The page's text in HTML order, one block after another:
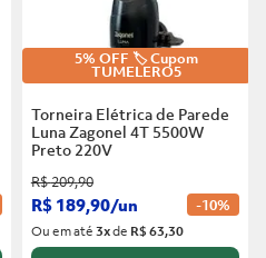
5% OFF 🏷️ Cupom
TUMELERO5
Torneira Elétrica de Parede
Luna Zagonel 4T 5500W
Preto 220V
R$209,90
R$ 189,90/un -10%
Ou em até3xde R$ 63,30